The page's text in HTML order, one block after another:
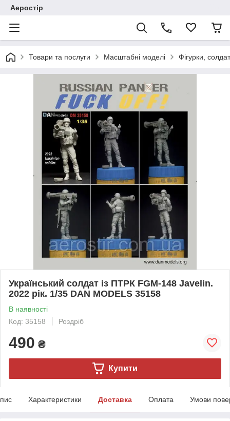
Аеростір
Товари та послуги Масштабні моделі Фігурки,
Український солдат із ПТРК FGM-148 Javelin.
2022 рік. 1/35 DAN MODELS 35158
В наявності
Код: 35158
Роздріб
490 ₴
Купити
Характеристики Доставка Оплата Умови